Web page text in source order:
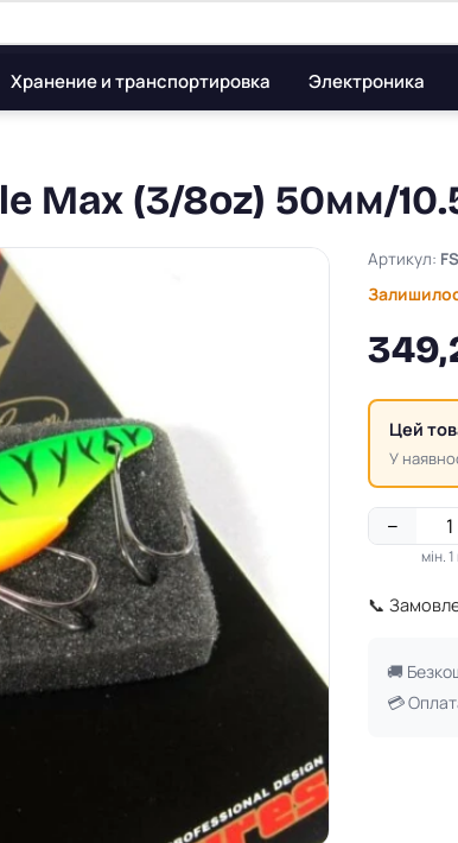
Хранение и транспортировка Электроника
Max (3/8oz) 50мм/
Артикул:
Цей
У
−
мін.
📞
🚚
💳